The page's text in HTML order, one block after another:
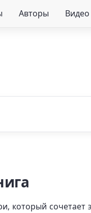
Авторы Видео
сочетает